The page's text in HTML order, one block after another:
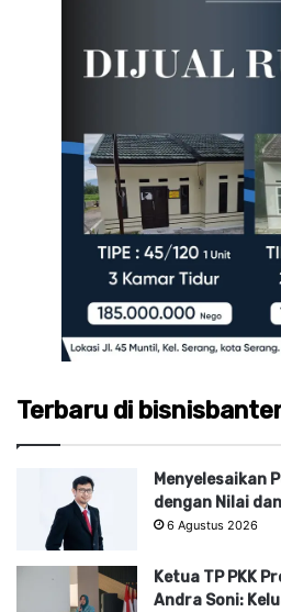
Terbaru di
Menyelesaikan
dengan Nilai
6 Agustus 2026
Ketua TP PKK
Andra Soni: